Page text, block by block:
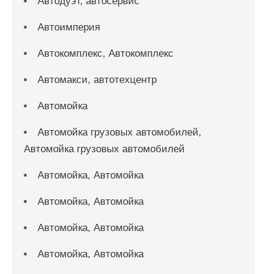
Автоимперия
Автокомплекс, Автокомплекс
Автомакси, автотехцентр
Автомойка
Автомойка грузовых автомобилей,
Автомойка грузовых автомобилей
Автомойка, Автомойка
Автомойка, Автомойка
Автомойка, Автомойка
Автомойка, Автомойка